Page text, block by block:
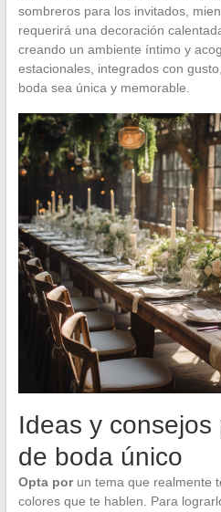
sombreros para los invitados,
requerirá una decoración
creando un ambiente íntimo y
estacionales, integrados con
boda sea única y memorable.
Ideas y
de boda único
Opta porun tema que realmente
colores que te hablen. Para